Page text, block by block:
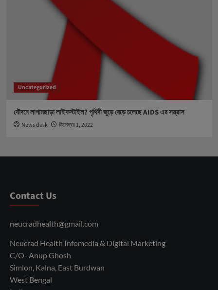
Uncategorized
যৌবনে লাগামছাড়া লাইফস্টাইল? পৃথিবী জুড়ে বেড়ে চলেছে AIDS এর সন্ত্রাস
News desk ডিসেম্বর 1, 2022
Contact Us
neucradhealth@gmail.com
Neucrad Health Infomedia & Digital Marketing
C/O- Anup Ghosh
Simlon, Kalna, East Burdwan
West Bengal